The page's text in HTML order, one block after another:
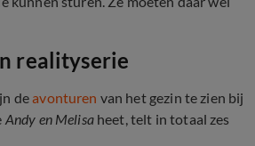
realityserie
deavonturen van het gezin te zien bij
Andy en Melisaheet, telt in totaal zes